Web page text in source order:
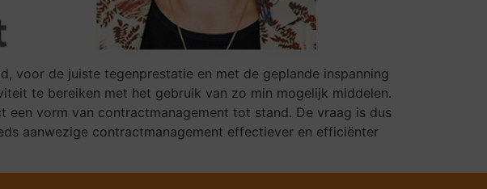
de juiste tegenprestatie en met de geplande inspanning
te bereiken met het gebruik van zo min mogelijk middelen.
vorm van contractmanagement tot stand. De vraag is dus
aanwezige contractmanagement effectiever en efficiënter